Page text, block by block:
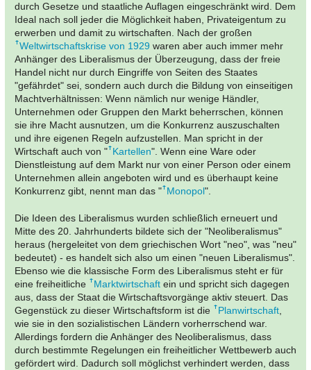
durch Gesetze und staatliche Auflagen eingeschränkt wird. Dem
Ideal nach soll jeder die Möglichkeit haben, Privateigentum zu
erwerben und damit zu wirtschaften. Nach der großen
Weltwirtschaftskrise von 1929 waren aber auch immer mehr
Anhänger des Liberalismus der Überzeugung, dass der freie
Handel nicht nur durch Eingriffe von Seiten des Staates
"gefährdet" sei, sondern auch durch die Bildung von einseitigen
Machtverhältnissen: Wenn nämlich nur wenige Händler,
Unternehmen oder Gruppen den Markt beherrschen, können
sie ihre Macht ausnutzen, um die Konkurrenz auszuschalten
und ihre eigenen Regeln aufzustellen. Man spricht in der
Wirtschaft auch von " Kartellen". Wenn eine Ware oder
Dienstleistung auf dem Markt nur von einer Person oder einem
Unternehmen allein angeboten wird und es überhaupt keine
Konkurrenz gibt, nennt man das " Monopol".
Die Ideen des Liberalismus wurden schließlich erneuert und
Mitte des 20. Jahrhunderts bildete sich der "Neoliberalismus"
heraus (hergeleitet von dem griechischen Wort "neo", was "neu"
bedeutet) - es handelt sich also um einen "neuen Liberalismus".
Ebenso wie die klassische Form des Liberalismus steht er für
eine freiheitliche
Marktwirtschaft ein und spricht sich dagegen
aus, dass der Staat die Wirtschaftsvorgänge aktiv steuert. Das
Gegenstück zu dieser Wirtschaftsform ist die
Planwirtschaft,
wie sie in den sozialistischen Ländern vorherrschend war.
Allerdings fordern die Anhänger des Neoliberalismus, dass
durch bestimmte Regelungen ein freiheitlicher Wettbewerb auch
gefördert wird. Dadurch soll möglichst verhindert werden, dass